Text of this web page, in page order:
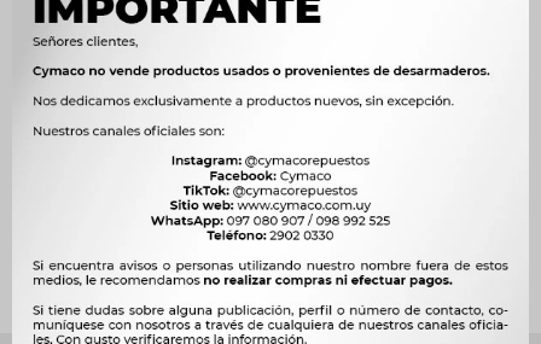
Métodos y costos de envío

Ver mas productos de la marca Sin Marca